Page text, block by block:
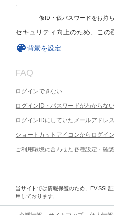
仮ID・仮パスワードをお持
セキュリティ向上のため、この
背景を設定
FAQ
ログインできない
ログインID・パスワードがわからない
ログインIDにしていたメールアドレ
ショートカットアイコンからログイ
ご利用環境に合わせた各種設定・確
当サイトでは情報保護のため、EV SSL
用しております。